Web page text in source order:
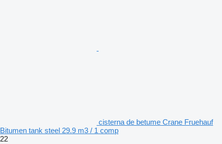
cisterna de betume Crane Fruehauf
Bitumen tank steel 29.9 m3 / 1 comp
22